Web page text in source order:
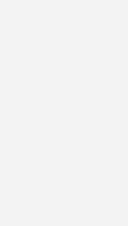
über
ist
finden Sie